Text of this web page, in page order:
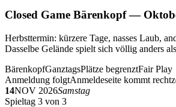
Closed Game Bärenkopf —
Herbsttermin: kürzere Tage, nasses Laub,
Dasselbe Gelände spielt sich völlig anders
BärenkopfGanztagsPlätze begrenztFair Play
Anmeldung folgtAnmeldeseite kommt
14NOV 2026Samstag
Spieltag 3 von 3